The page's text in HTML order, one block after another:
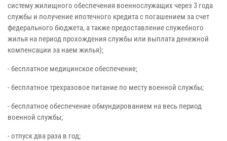
систему жилищного обеспечения военнослужащих через 3 года
службы и получение ипотечного кредита с погашением за счет
федерального бюджета, а также предоставление служебного
жилья на период прохождения службы или выплата денежной
компенсации за наем жилья);
- бесплатное медицинское обеспечение;
- бесплатное трехразовое питание по месту военной службы;
- бесплатное обеспечение обмундированием на весь период
военной службы;
- отпуск два раза в год;